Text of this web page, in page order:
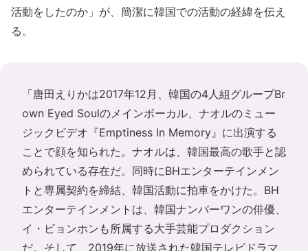
活動をしたのか」が、簡潔に韓国での活動の経緯を伝え
る。
「唐田えりかは2017年12月、韓国の4人組グループBr
own Eyed Soulのメインボーカル、ナオルのミュー
ジックビデオ『Emptiness In Memory』に出演する
ことで顔を知られた。ナオルは、韓国最高の歌手と認
められている存在だ。同時にBHエンターテインメン
トと専属契約を締結、韓国活動に拍車をかけた。BH
エンターテインメントは、韓国ナンバーワンの俳優、
イ・ビョンホンも所属する大手芸能プロダクション
だ。そして、2019年に放送された韓国テレビドラマ